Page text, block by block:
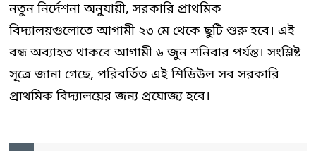
নতুন নির্দেশনা অনুযায়ী, সরকারি প্রাথমিক
বিদ্যালয়গুলোতে আগামী ২৩ মে থেকে ছুটি শুরু হবে। এই
বন্ধ অব্যাহত থাকবে আগামী ৬ জুন শনিবার পর্যন্ত। সংশ্লিষ্ট
সূত্রে জানা গেছে, পরিবর্তিত এই শিডিউল সব সরকারি
প্রাথমিক বিদ্যালয়ের জন্য প্রযোজ্য হবে।